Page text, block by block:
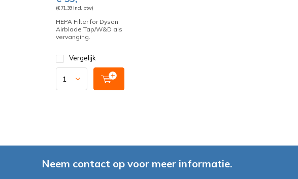
(€ 71,39 Incl. btw)
HEPA Filter for Dyson
Airblade Tap/W&D als
vervanging.
Vergelijk
Neem contact op voor meer informatie.